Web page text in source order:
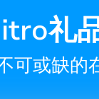
礼
或缺的